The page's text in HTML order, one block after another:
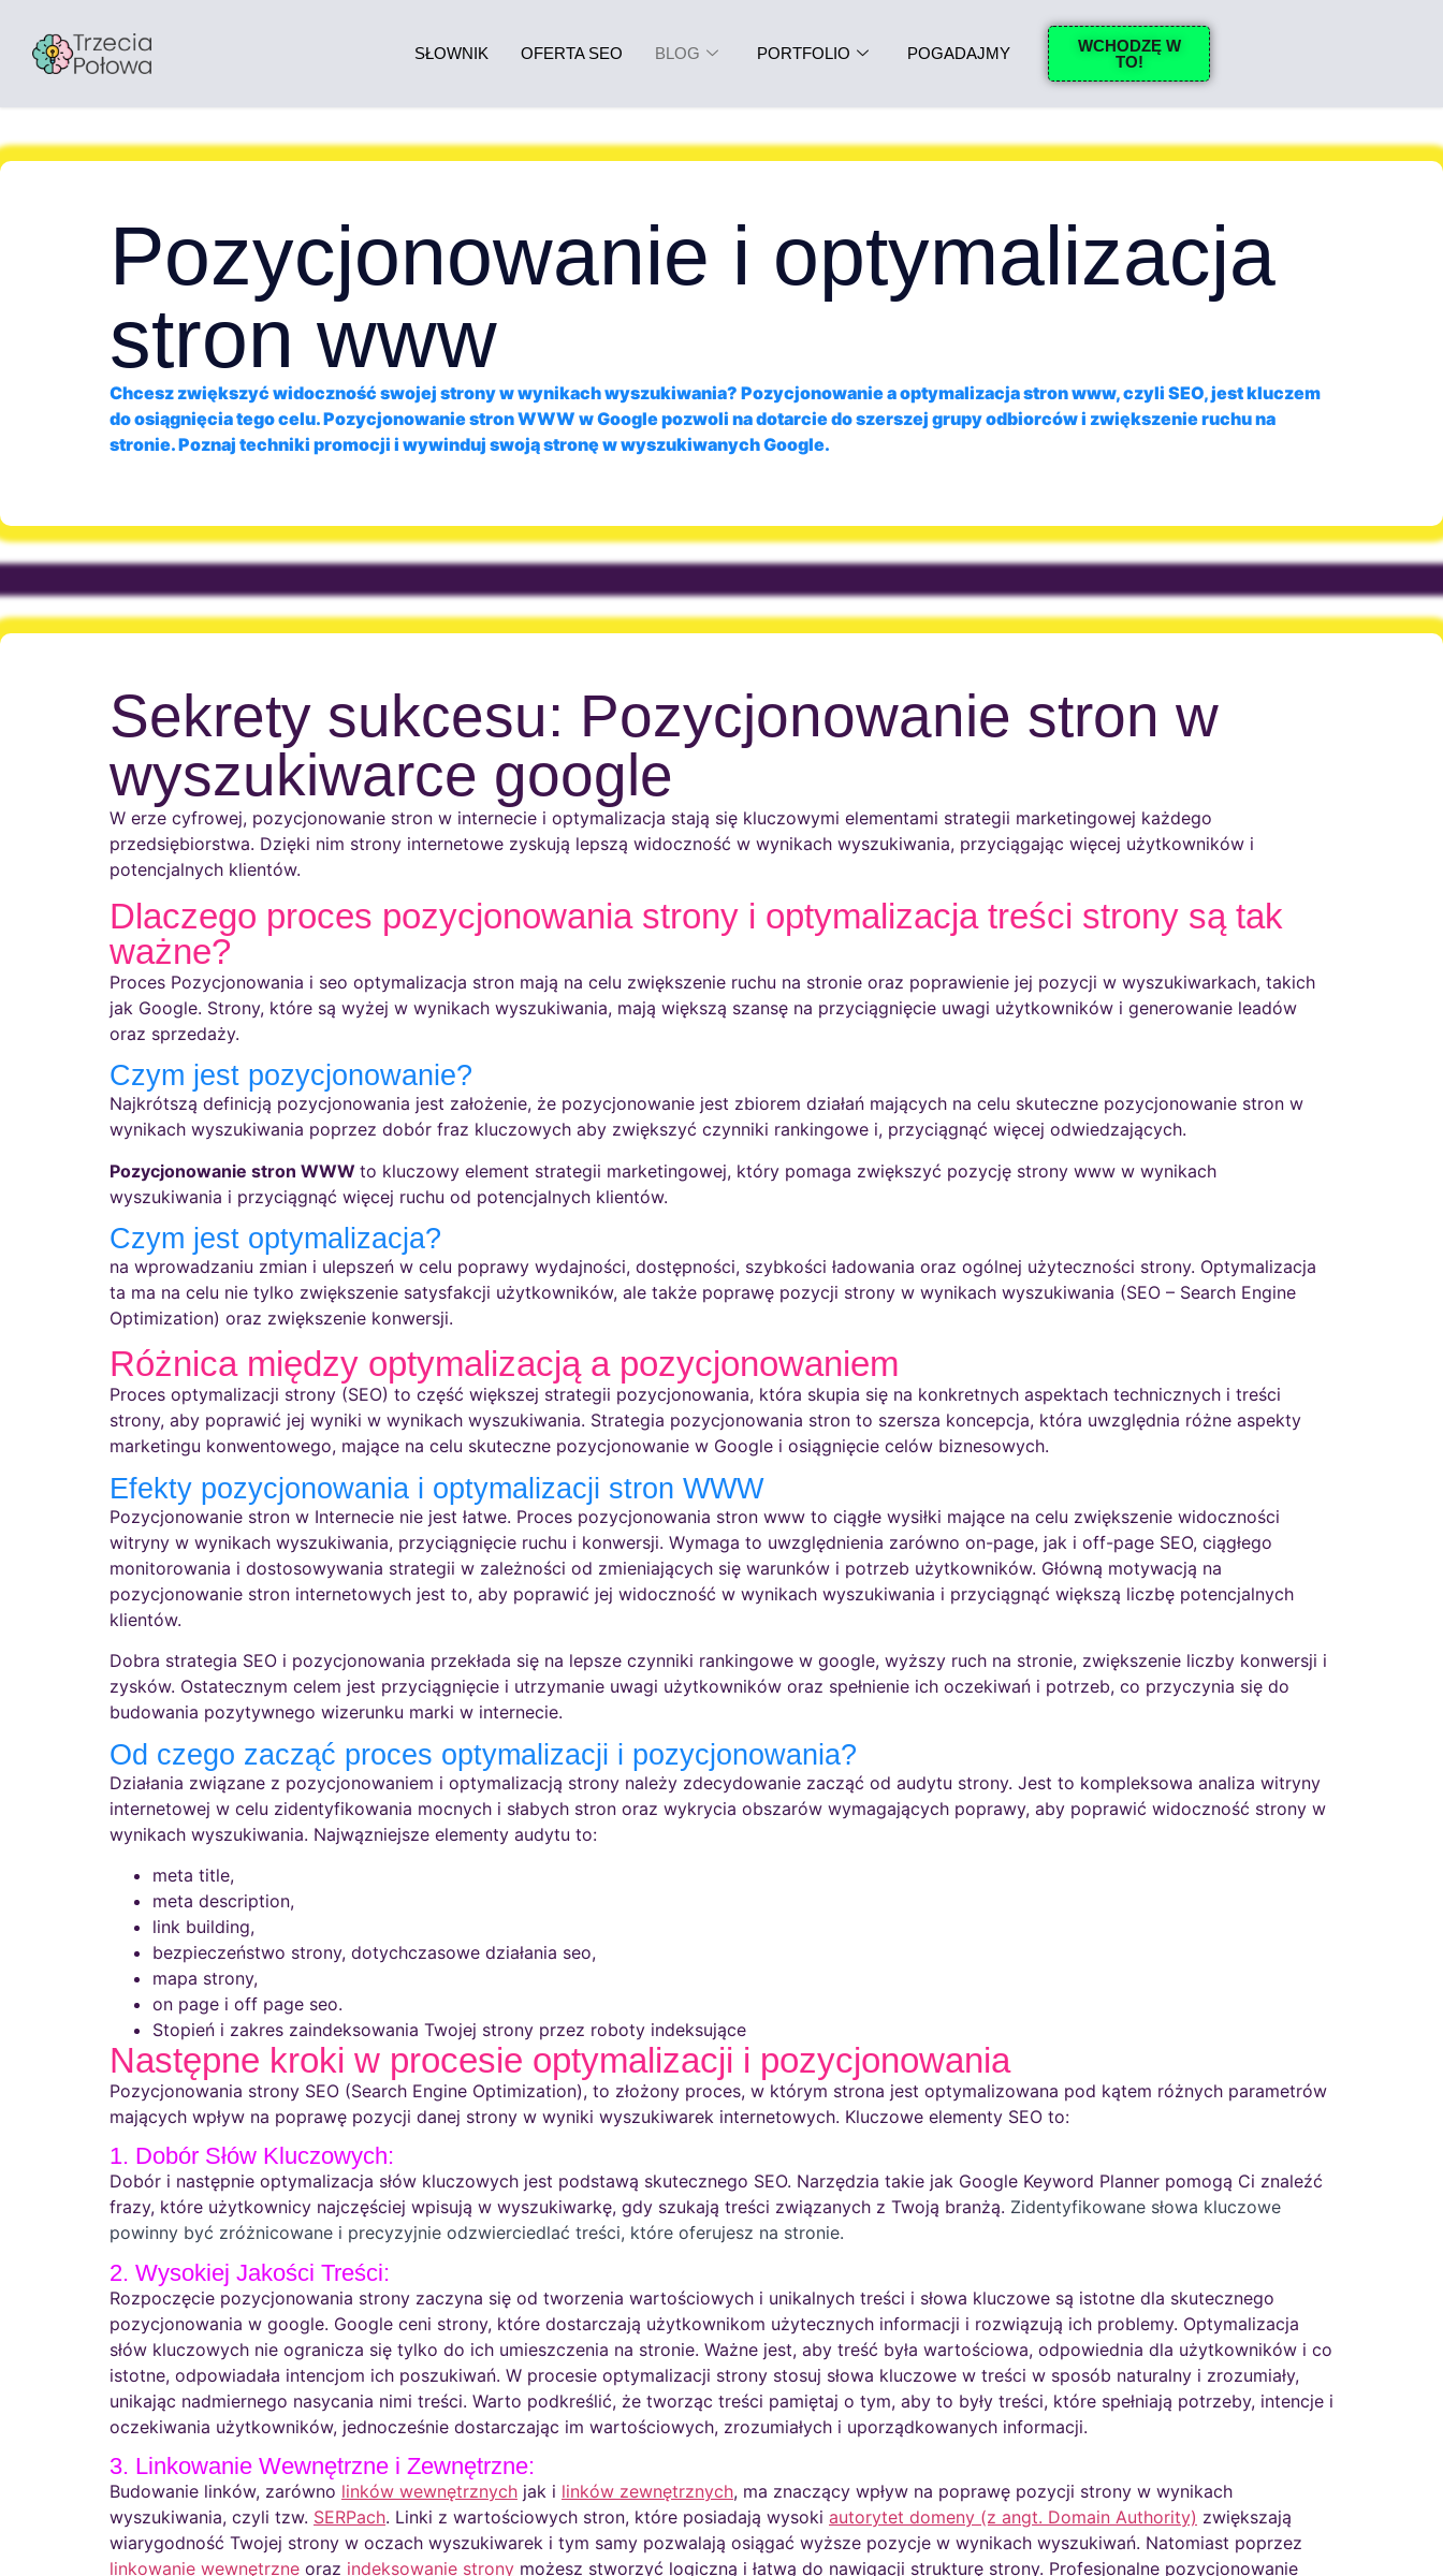
SŁOWNIK OFERTA SEO BLOG PORTFOLIO POGADAJMY
WCHODZĘ W
TO!
Pozycjonowanie i optymalizacja
stron www
Chcesz zwiększyć widoczność swojej strony w wynikach wyszukiwania? Pozycjonowanie a optymalizacja stron www, czyli SEO, jest kluczem
do osiągnięcia tego celu. Pozycjonowanie stron WWW w Google pozwoli na dotarcie do szerszej grupy odbiorców i zwiększenie ruchu na
stronie. Poznaj techniki promocji i wywinduj swoją stronę w wyszukiwanych Google.
Sekrety sukcesu: Pozycjonowanie stron w
wyszukiwarce google
W erze cyfrowej, pozycjonowanie stron w internecie i optymalizacja stają się kluczowymi elementami strategii marketingowej każdego
przedsiębiorstwa. Dzięki nim strony internetowe zyskują lepszą widoczność w wynikach wyszukiwania, przyciągając więcej użytkowników i
potencjalnych klientów.
Dlaczego proces pozycjonowania strony i optymalizacja treści strony są tak
ważne?
Proces Pozycjonowania i seo optymalizacja stron mają na celu zwiększenie ruchu na stronie oraz poprawienie jej pozycji w wyszukiwarkach, takich
jak Google. Strony, które są wyżej w wynikach wyszukiwania, mają większą szansę na przyciągnięcie uwagi użytkowników i generowanie leadów
oraz sprzedaży.
Czym jest pozycjonowanie?
Najkrótszą definicją pozycjonowania jest założenie, że pozycjonowanie jest zbiorem działań mających na celu skuteczne pozycjonowanie stron w
wynikach wyszukiwania poprzez dobór fraz kluczowych aby zwiększyć czynniki rankingowe i, przyciągnąć więcej odwiedzających.
Pozycjonowanie stron WWW to kluczowy element strategii marketingowej, który pomaga zwiększyć pozycję strony www w wynikach
wyszukiwania i przyciągnąć więcej ruchu od potencjalnych klientów.
Czym jest optymalizacja?
na wprowadzaniu zmian i ulepszeń w celu poprawy wydajności, dostępności, szybkości ładowania oraz ogólnej użyteczności strony. Optymalizacja
ta ma na celu nie tylko zwiększenie satysfakcji użytkowników, ale także poprawę pozycji strony w wynikach wyszukiwania (SEO – Search Engine
Optimization) oraz zwiększenie konwersji.
Różnica między optymalizacją a pozycjonowaniem
Proces optymalizacji strony (SEO) to część większej strategii pozycjonowania, która skupia się na konkretnych aspektach technicznych i treści
strony, aby poprawić jej wyniki w wynikach wyszukiwania. Strategia pozycjonowania stron to szersza koncepcja, która uwzględnia różne aspekty
marketingu konwentowego, mające na celu skuteczne pozycjonowanie w Google i osiągnięcie celów biznesowych.
Efekty pozycjonowania i optymalizacji stron WWW
Pozycjonowanie stron w Internecie nie jest łatwe. Proces pozycjonowania stron www to ciągłe wysiłki mające na celu zwiększenie widoczności
witryny w wynikach wyszukiwania, przyciągnięcie ruchu i konwersji. Wymaga to uwzględnienia zarówno on-page, jak i off-page SEO, ciągłego
monitorowania i dostosowywania strategii w zależności od zmieniających się warunków i potrzeb użytkowników. Główną motywacją na
pozycjonowanie stron internetowych jest to, aby poprawić jej widoczność w wynikach wyszukiwania i przyciągnąć większą liczbę potencjalnych
klientów.
Dobra strategia SEO i pozycjonowania przekłada się na lepsze czynniki rankingowe w google, wyższy ruch na stronie, zwiększenie liczby konwersji i
zysków. Ostatecznym celem jest przyciągnięcie i utrzymanie uwagi użytkowników oraz spełnienie ich oczekiwań i potrzeb, co przyczynia się do
budowania pozytywnego wizerunku marki w internecie.
Od czego zacząć proces optymalizacji i pozycjonowania?
Działania związane z pozycjonowaniem i optymalizacją strony należy zdecydowanie zacząć od audytu strony. Jest to kompleksowa analiza witryny
internetowej w celu zidentyfikowania mocnych i słabych stron oraz wykrycia obszarów wymagających poprawy, aby poprawić widoczność strony w
wynikach wyszukiwania. Najwązniejsze elementy audytu to:
meta title,
meta description,
link building,
bezpieczeństwo strony, dotychczasowe działania seo,
mapa strony,
on page i off page seo.
Stopień i zakres zaindeksowania Twojej strony przez roboty indeksujące
Następne kroki w procesie optymalizacji i pozycjonowania
Pozycjonowania strony SEO (Search Engine Optimization), to złożony proces, w którym strona jest optymalizowana pod kątem różnych parametrów
mających wpływ na poprawę pozycji danej strony w wyniki wyszukiwarek internetowych. Kluczowe elementy SEO to:
1. Dobór Słów Kluczowych:
Dobór i następnie optymalizacja słów kluczowych jest podstawą skutecznego SEO. Narzędzia takie jak Google Keyword Planner pomogą Ci znaleźć
frazy, które użytkownicy najczęściej wpisują w wyszukiwarkę, gdy szukają treści związanych z Twoją branżą. Zidentyfikowane słowa kluczowe
powinny być zróżnicowane i precyzyjnie odzwierciedlać treści, które oferujesz na stronie.
2. Wysokiej Jakości Treści:
Rozpoczęcie pozycjonowania strony zaczyna się od tworzenia wartościowych i unikalnych treści i słowa kluczowe są istotne dla skutecznego
pozycjonowania w google. Google ceni strony, które dostarczają użytkownikom użytecznych informacji i rozwiązują ich problemy. Optymalizacja
słów kluczowych nie ogranicza się tylko do ich umieszczenia na stronie. Ważne jest, aby treść była wartościowa, odpowiednia dla użytkowników i co
istotne, odpowiadała intencjom ich poszukiwań. W procesie optymalizacji strony stosuj słowa kluczowe w treści w sposób naturalny i zrozumiały,
unikając nadmiernego nasycania nimi treści. Warto podkreślić, że tworząc treści pamiętaj o tym, aby to były treści, które spełniają potrzeby, intencje i
oczekiwania użytkowników, jednocześnie dostarczając im wartościowych, zrozumiałych i uporządkowanych informacji.
3. Linkowanie Wewnętrzne i Zewnętrzne:
Budowanie linków, zarówno linków wewnętrznych jak i linków zewnętrznych, ma znaczący wpływ na poprawę pozycji strony w wynikach
wyszukiwania, czyli tzw. SERPach. Linki z wartościowych stron, które posiadają wysoki autorytet domeny (z angt. Domain Authority) zwiększają
wiarygodność Twojej strony w oczach wyszukiwarek i tym samy pozwalają osiągać wyższe pozycje w wynikach wyszukiwań. Natomiast poprzez
linkowanie wewnętrzne oraz indeksowanie strony możesz stworzyć logiczną i łatwą do nawigacji strukturę strony. Profesjonalne pozycjonowanie